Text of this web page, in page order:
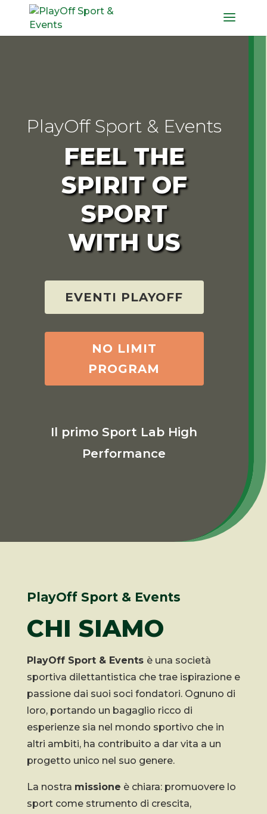
PlayOff Sport & Events
FEEL THE
SPIRIT OF
SPORT
WITH US
EVENTI PLAYOFF
NO LIMIT
PROGRAM
Il primo Sport Lab High
Performance
PlayOff Sport & Events
CHI SIAMO
PlayOff Sport & Events è una società
sportiva dilettantistica che trae ispirazione e
passione dai suoi soci fondatori. Ognuno di
loro, portando un bagaglio ricco di
esperienze sia nel mondo sportivo che in
altri ambiti, ha contribuito a dar vita a un
progetto unico nel suo genere.
La nostra missione è chiara: promuovere lo
sport come strumento di crescita,